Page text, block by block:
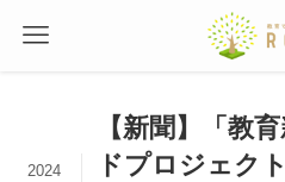
【新聞】「教
ドプロジェク
2024